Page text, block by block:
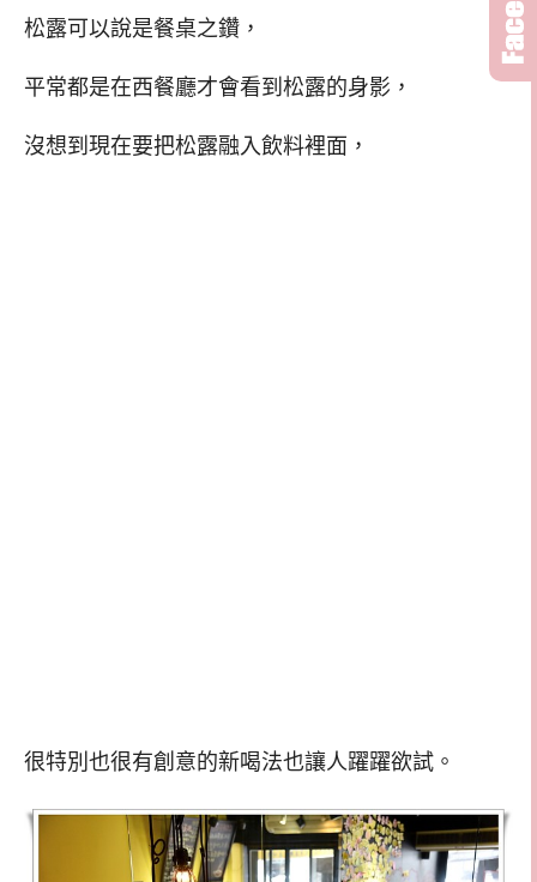
松露可以說是餐桌之鑽，
平常都是在西餐廳才會看到松露的身影，
沒想到現在要把松露融入飲料裡面，
很特別也很有創意的新喝法也讓人躍躍欲試。